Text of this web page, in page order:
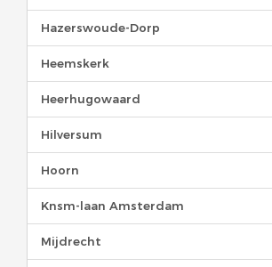
Hazerswoude-Dorp
Heemskerk
Heerhugowaard
Hilversum
Hoorn
Knsm-laan Amsterdam
Mijdrecht